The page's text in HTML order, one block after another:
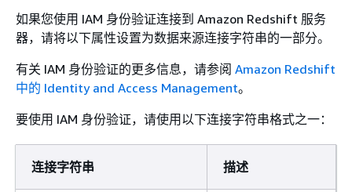
如果您使用 IAM 身份验证连接到 Amazon Redshift 服务
器，请将以下属性设置为数据来源连接字符串的一部分。
有关 IAM 身份验证的更多信息，请参阅 Amazon Redshift
中的 Identity and Access Management。
要使用 IAM 身份验证，请使用以下连接字符串格式之一：
连接字符串 描述